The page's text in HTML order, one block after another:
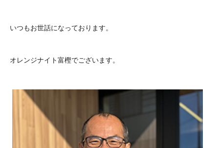
いつもお世話になっております。
オレンジナイト富樫でございます。